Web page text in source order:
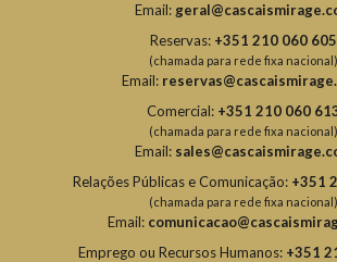
Email:
Reservas: +351 210 060 605
(chamada para rede fixa nacional)
Email:
Comercial: +351 210 060
(chamada para rede fixa nacional)
Email:
Relações Públicas e Comunicação: +351
(chamada para rede fixa nacional)
Email:
Emprego ou Recursos Humanos: +351